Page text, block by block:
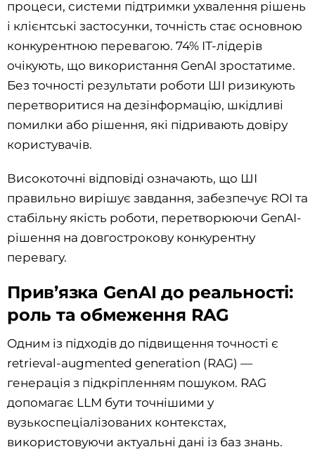
процеси, системи підтримки ухвалення рішень
і клієнтські застосунки, точність стає основною
конкурентною перевагою. 74% ІТ-лідерів
очікують, що використання GenAI зростатиме.
Без точності результати роботи ШІ ризикують
перетворитися на дезінформацію, шкідливі
помилки або рішення, які підривають довіру
користувачів.
Високоточні відповіді означають, що ШІ
правильно вирішує завдання, забезпечує ROI та
стабільну якість роботи, перетворюючи GenAI-
рішення на довгострокову конкурентну
перевагу.
Прив’язка GenAI до реальності:
роль та обмеження RAG
Одним із підходів до підвищення точності є
retrieval-augmented generation (RAG) —
генерація з підкріпленням пошуком. RAG
допомагає LLM бути точнішими у
вузькоспеціалізованих контекстах,
використовуючи актуальні дані із баз знань.